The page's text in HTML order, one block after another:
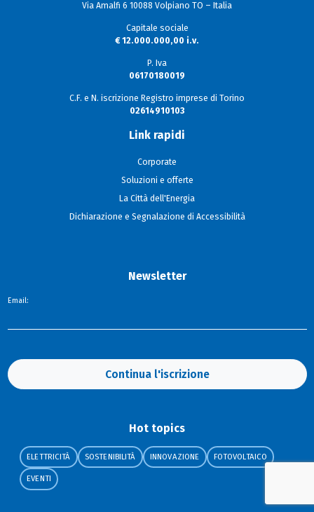
Via Amalfi 6 10088 Volpiano TO – Italia
Capitale sociale
€ 12.000.000,00 i.v.
P. Iva
06170180019
C.F. e N. iscrizione Registro imprese di Torino
02614910103
Link rapidi
Corporate
Soluzioni e offerte
La Città dell'Energia
Dichiarazione e Segnalazione di Accessibilità
Newsletter
Email:
Continua l'iscrizione
Hot topics
ELETTRICITÀ SOSTENIBILITÀ INNOVAZIONE FOTOVOLTAICO
EVENTI